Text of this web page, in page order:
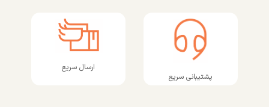
پشتیبانی سریع
ارسال سریع